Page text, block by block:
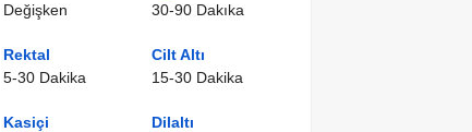
Değişken
30-90 Dakıka
Rektal
5-30 Dakika
Cilt Altı
15-30 Dakika
Kasiçi
Dilaltı